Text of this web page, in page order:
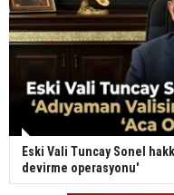
Eski Vali Tuncay Sonel
devirme operasyonu'